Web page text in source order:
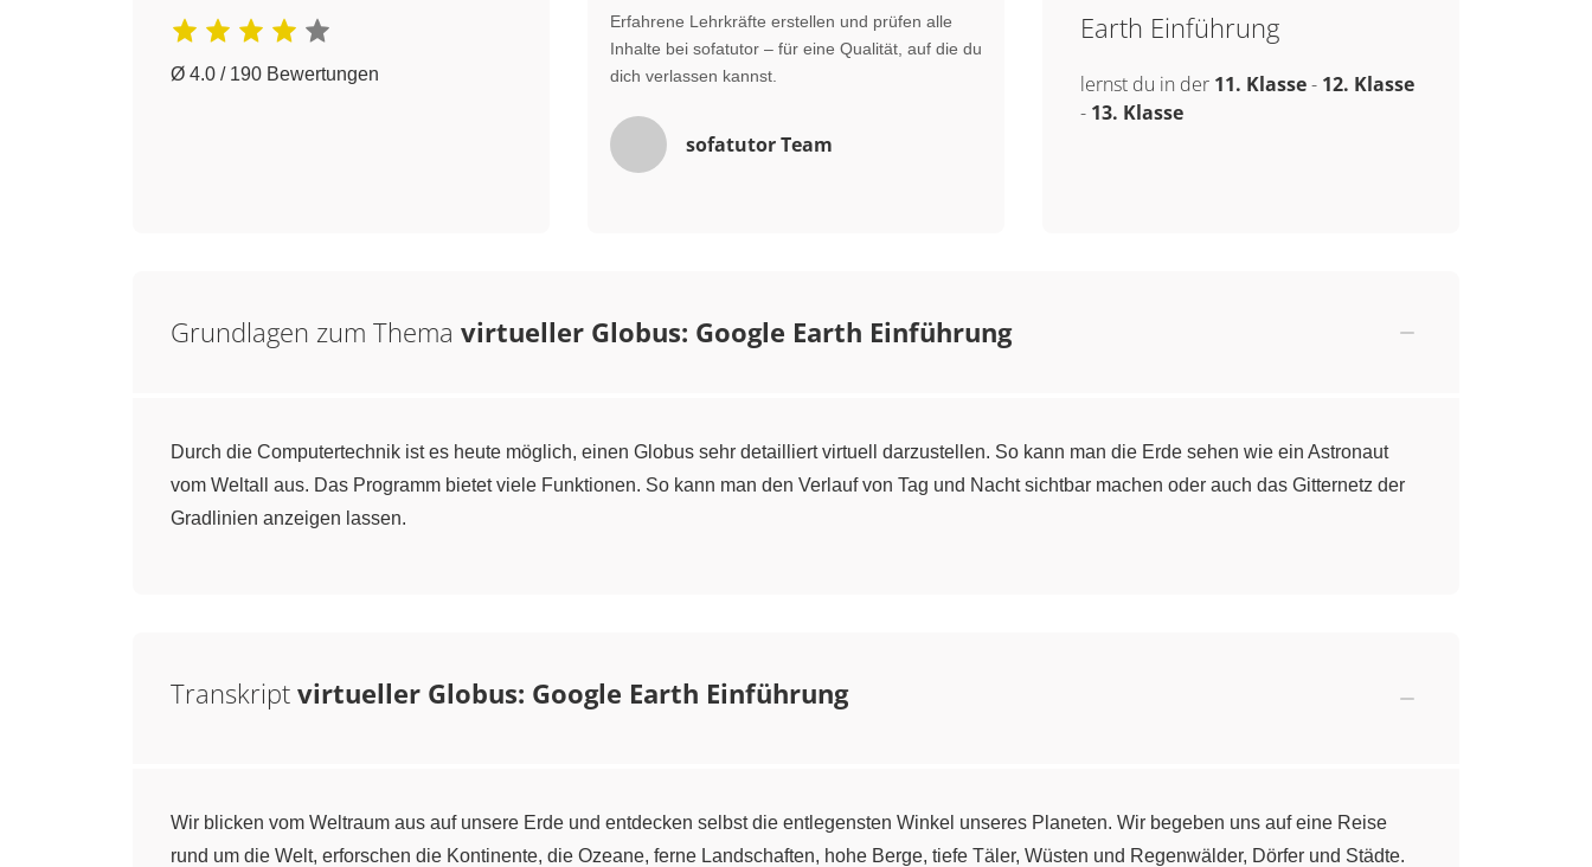
Ø 4.0 / 190 Bewertungen
Erfahrene Lehrkräfte erstellen und prüfen alle
Inhalte bei sofatutor – für eine Qualität, auf die du
dich verlassen kannst.
sofatutor Team
Earth Einführung
lernst du in der 11. Klasse- 12. Klasse
- 13. Klasse
Grundlagen zum Thema virtueller Globus: Google Earth Einführung
Durch die Computertechnik ist es heute möglich, einen Globus sehr detailliert virtuell darzustellen. So kann man die Erde sehen wie ein Astronaut
vom Weltall aus. Das Programm bietet viele Funktionen. So kann man den Verlauf von Tag und Nacht sichtbar machen oder auch das Gitternetz der
Gradlinien anzeigen lassen.
Transkript virtueller Globus: Google Earth Einführung
Wir blicken vom Weltraum aus auf unsere Erde und entdecken selbst die entlegensten Winkel unseres Planeten. Wir begeben uns auf eine Reise
rund um die Welt, erforschen die Kontinente, die Ozeane, ferne Landschaften, hohe Berge, tiefe Täler, Wüsten und Regenwälder, Dörfer und Städte.